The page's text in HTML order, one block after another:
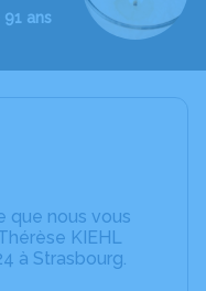
ans
que nous vous
KIEHL
à Strasbourg.